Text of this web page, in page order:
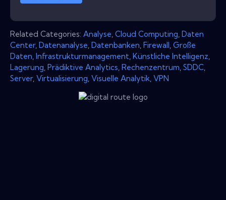
Related Categories: Analyse Cloud Computing Daten
Center, Datenanalyse Datenbanken Firewall Große
Daten Infrastrukturmanagement Künstliche Intelligenz
Lagerung Prädiktive Analytics Rechenzentrum SDDC
Server, Virtualisierung Visuelle Analytik VPN